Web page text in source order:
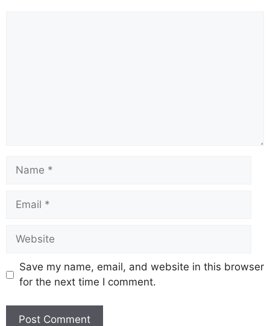
Save my name, email, and website in this browser
for the next time I comment.